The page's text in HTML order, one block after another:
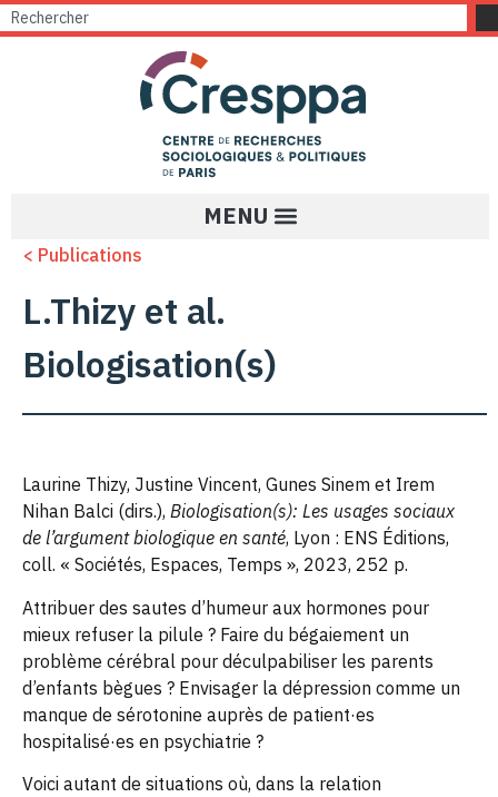
< Publications
L.Thizy et al.
Biologisation(s)
Laurine Thizy, Justine Vincent, Gunes Sinem et Irem
Nihan Balci (dirs.), Biologisation(s): Les usages sociaux
de l’argument biologique en santé, Lyon : ENS Éditions,
coll. « Sociétés, Espaces, Temps », 2023, 252 p.
Attribuer des sautes d’humeur aux hormones pour
mieux refuser la pilule ? Faire du bégaiement un
problème cérébral pour déculpabiliser les parents
d’enfants bègues ? Envisager la dépression comme un
manque de sérotonine auprès de patient·es
hospitalisé·es en psychiatrie ?
Voici autant de situations où, dans la relation